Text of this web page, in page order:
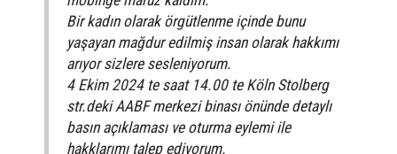
Bir kadın olarak örgütlenme içinde bunu
yaşayan mağdur edilmiş insan olarak hakkımı
arıyor sizlere sesleniyorum.
4 Ekim 2024 te saat 14.00 te Köln Stolberg
str.deki AABF merkezi binası önünde detaylı
basın açıklaması ve oturma eylemi ile
hakklarımı talep ediyorum.